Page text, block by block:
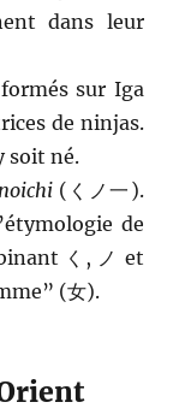
dans leur
sur Iga
de ninjas.
soit né.
(くノ一).
de
く, ノ et
(女).